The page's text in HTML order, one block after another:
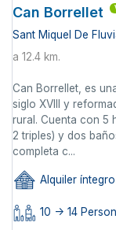
Can Borrellet
Sant Miquel De
a 12.4 km.
Can Borrellet, es
siglo XVIII y
rural. Cuenta con 5
2 triples) y dos
completa c...
Alquiler íntegro
10 -> 14